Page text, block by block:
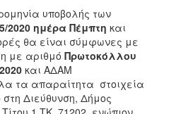
υποβολής των
2020 ημέρα Πέμπτη και
θα είναι σύμφωνες με
με αριθμό Πρωτοκόλλου
και ΑΔΑΜ
τα απαραίτητα στοιχεία
Διεύθυνση, Δήμος